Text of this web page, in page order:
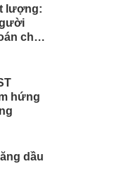
lượng:
cho
hứng
dầu